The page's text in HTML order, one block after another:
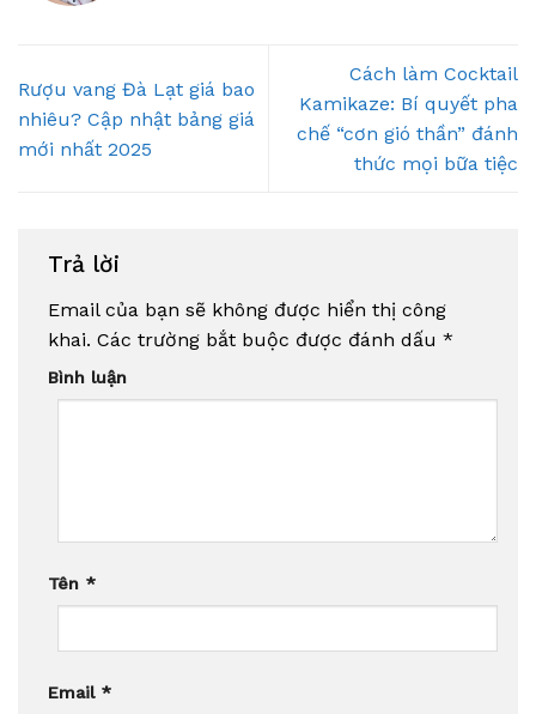
Rượu vang Đà Lạt giá bao
nhiêu? Cập nhật bảng giá
mới nhất 2025
Cách làm Cocktail
Kamikaze: Bí quyết pha
chế “cơn gió thần” đánh
thức mọi bữa tiệc
Trả lời
Email của bạn sẽ không được hiển thị công
khai. Các trường bắt buộc được đánh dấu *
Bình luận
Tên *
Email *